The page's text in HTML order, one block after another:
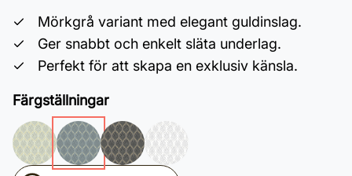
Mörkgrå variant med elegant guldinslag.
Ger snabbt och enkelt släta underlag.
Perfekt för att skapa en exklusiv känsla.
Färgställningar